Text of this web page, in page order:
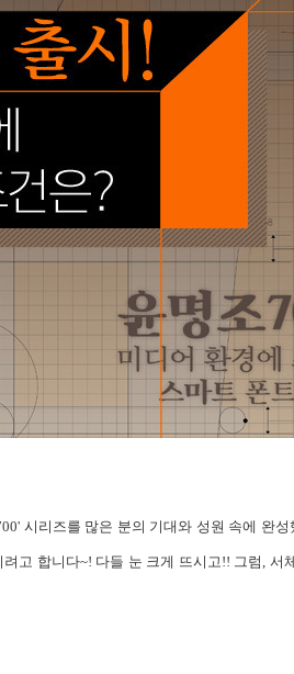
시리즈를 많은 분의 기대와 성원 속에 완
고 합니다~! 다들 눈 크게 뜨시고!! 그럼, 서